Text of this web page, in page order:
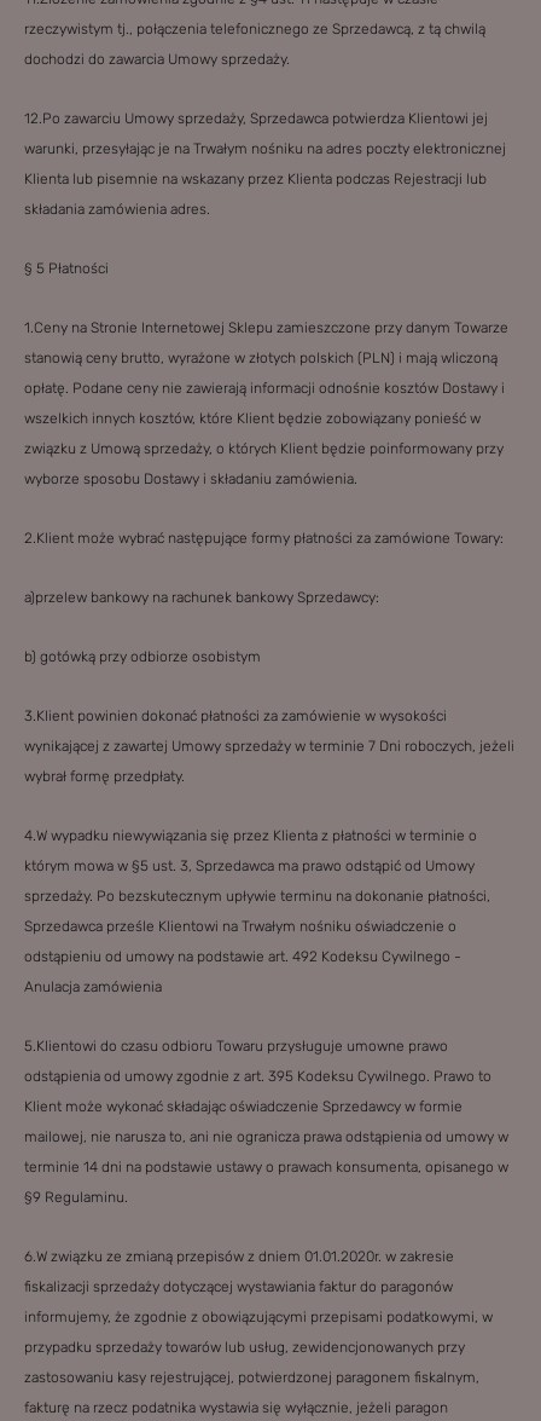
rzeczywistym tj., połączenia telefonicznego ze Sprzedawcą, z tą chwilą
dochodzi do zawarcia Umowy sprzedaży.
12.Po zawarciu Umowy sprzedaży, Sprzedawca potwierdza Klientowi jej
warunki, przesyłając je na Trwałym nośniku na adres poczty elektronicznej
Klienta lub pisemnie na wskazany przez Klienta podczas Rejestracji lub
składania zamówienia adres.
§ 5 Płatności
1.Ceny na Stronie Internetowej Sklepu zamieszczone przy danym Towarze
stanowią ceny brutto, wyrażone w złotych polskich (PLN) i mają wliczoną
opłatę. Podane ceny nie zawierają informacji odnośnie kosztów Dostawy i
wszelkich innych kosztów, które Klient będzie zobowiązany ponieść w
związku z Umową sprzedaży, o których Klient będzie poinformowany przy
wyborze sposobu Dostawy i składaniu zamówienia.
2.Klient może wybrać następujące formy płatności za zamówione Towary:
a)przelew bankowy na rachunek bankowy Sprzedawcy:
b) gotówką przy odbiorze osobistym
3.Klient powinien dokonać płatności za zamówienie w wysokości
wynikającej z zawartej Umowy sprzedaży w terminie 7 Dni roboczych, jeżeli
wybrał formę przedpłaty.
4.W wypadku niewywiązania się przez Klienta z płatności w terminie o
którym mowa w §5 ust. 3, Sprzedawca ma prawo odstąpić od Umowy
sprzedaży. Po bezskutecznym upływie terminu na dokonanie płatności,
Sprzedawca prześle Klientowi na Trwałym nośniku oświadczenie o
odstąpieniu od umowy na podstawie art. 492 Kodeksu Cywilnego -
Anulacja zamówienia
5.Klientowi do czasu odbioru Towaru przysługuje umowne prawo
odstąpienia od umowy zgodnie z art. 395 Kodeksu Cywilnego. Prawo to
Klient może wykonać składając oświadczenie Sprzedawcy w formie
mailowej, nie narusza to, ani nie ogranicza prawa odstąpienia od umowy w
terminie 14 dni na podstawie ustawy o prawach konsumenta, opisanego w
§9 Regulaminu.
6.W związku ze zmianą przepisów z dniem 01.01.2020r. w zakresie
fiskalizacji sprzedaży dotyczącej wystawiania faktur do paragonów
informujemy, że zgodnie z obowiązującymi przepisami podatkowymi, w
przypadku sprzedaży towarów lub usług, zewidencjonowanych przy
zastosowaniu kasy rejestrującej, potwierdzonej paragonem fiskalnym,
fakturę na rzecz podatnika wystawia się wyłącznie, jeżeli paragon